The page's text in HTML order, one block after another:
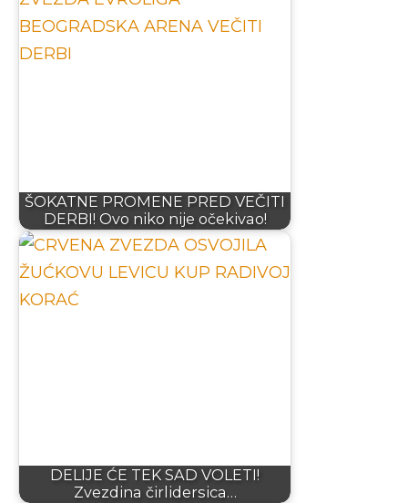
ŠOKATNE PROMENE PRED VEČITI
DERBI! Ovo niko nije očekivao!
DELIJE ĆE TEK SAD VOLETI!
Zvezdina čirlidersica…